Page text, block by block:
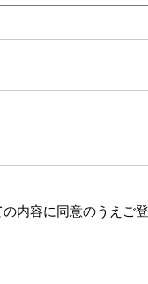
内容に同意のうえご